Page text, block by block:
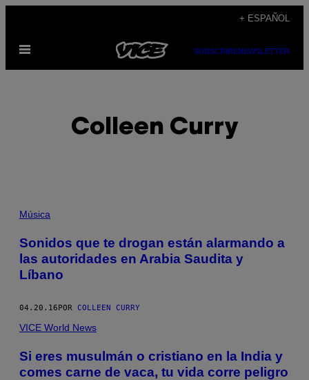
contenido
+ ESPAÑOL
Abrir
SUBSCRIBENEWSLETTER
Colleen Curry
POSTS
BY
THIS
Música
Sonidos que te drogan están alarmando a
las autoridades en Arabia Saudita y
Líbano
04.20.16POR COLLEEN CURRY
VICE World News
Si eres musulmán o cristiano en la India y
comes carne de vaca, tu vida corre peligro